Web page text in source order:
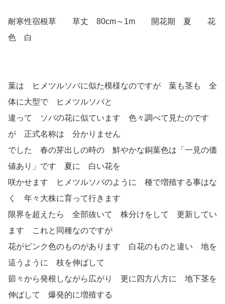
耐寒性宿根草 草丈 80cm～1m 開花期 夏 花
色 白
葉は ヒメツルソバに似た模様なのですが 葉も茎も 全
体に大型で ヒメツルソバと
違って ソバの花に似ています 色々調べて見たのです
が 正式名称は 分かりません
でした 春の芽出しの時の 鮮やかな銅葉色は「一見の価
値あり」です 夏に 白い花を
咲かせます ヒメツルソバのように 種で増殖する事はな
く 年々大株に育って行きます
限界を超えたら 全部抜いて 株分けをして 更新してい
ます これと同種なのですが
花がピンク色のものがあります 白花のものと違い 地を
這うように 枝を伸ばして
節々から発根しながら広がり 更に四方八方に 地下茎を
伸ばして 爆発的に増殖する